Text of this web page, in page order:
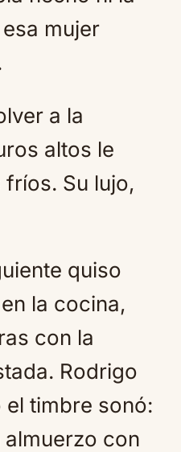
mujer
a la
altos le
Su lujo,
quiso
la cocina,
con la
Rodrigo
timbre sonó:
almuerzo con